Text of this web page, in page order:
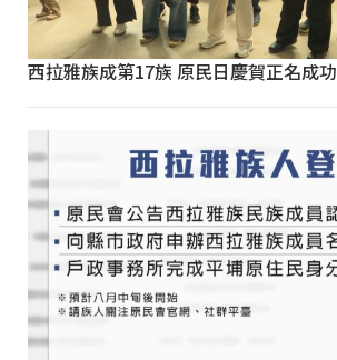
西拉雅族成第17族 原民日慶賀正名成功